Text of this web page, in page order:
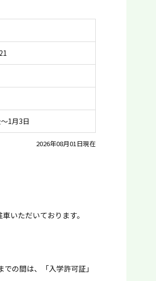
1月3日
2026年08月01日現在
いただいております。
の間は、「入学許可証」